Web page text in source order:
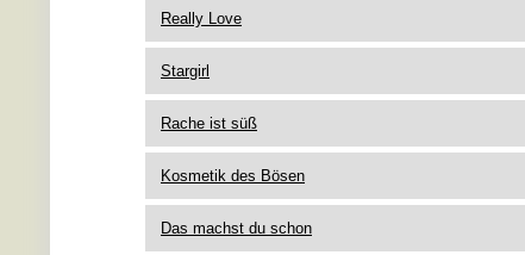
Really Love
Stargirl
Rache ist süß
Kosmetik des Bösen
Das machst du schon